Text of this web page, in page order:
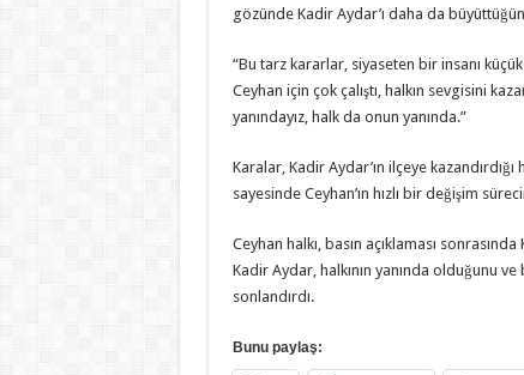
gözünde Kadir Aydar’ı daha da
“Bu tarz kararlar, siyaseten bir insanı
Ceyhan için çok çalıştı, halkın sevgisini
yanındayız, halk da onun yanında.”
Karalar, Kadir Aydar’ın ilçeye
sayesinde Ceyhan’ın hızlı bir değişim
Ceyhan halkı, basın açıklaması
Kadir Aydar, halkının yanında olduğunu
sonlandırdı.
Bunu paylaş: